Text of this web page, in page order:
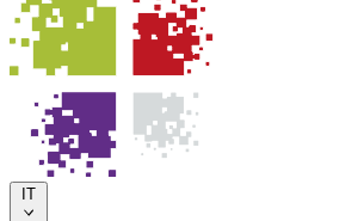
IT